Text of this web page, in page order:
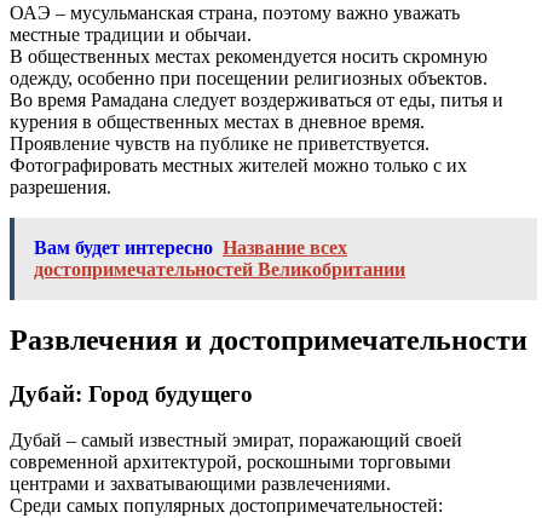
ОАЭ – мусульманская страна, поэтому важно уважать
местные традиции и обычаи.
В общественных местах рекомендуется носить скромную
одежду, особенно при посещении религиозных объектов.
Во время Рамадана следует воздерживаться от еды, питья и
курения в общественных местах в дневное время.
Проявление чувств на публике не приветствуется.
Фотографировать местных жителей можно только с их
разрешения.
Вам будет интересно Название всех
достопримечательностей Великобритании
Развлечения и достопримечательности
Дубай: Город будущего
Дубай – самый известный эмират, поражающий своей
современной архитектурой, роскошными торговыми
центрами и захватывающими развлечениями.
Среди самых популярных достопримечательностей: